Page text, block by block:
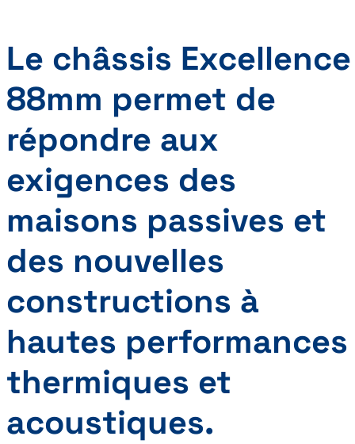
Le châssis Excellence
88mm permet de
répondre aux
exigences des
maisons passives et
des nouvelles
constructions à
hautes performances
thermiques et
acoustiques.